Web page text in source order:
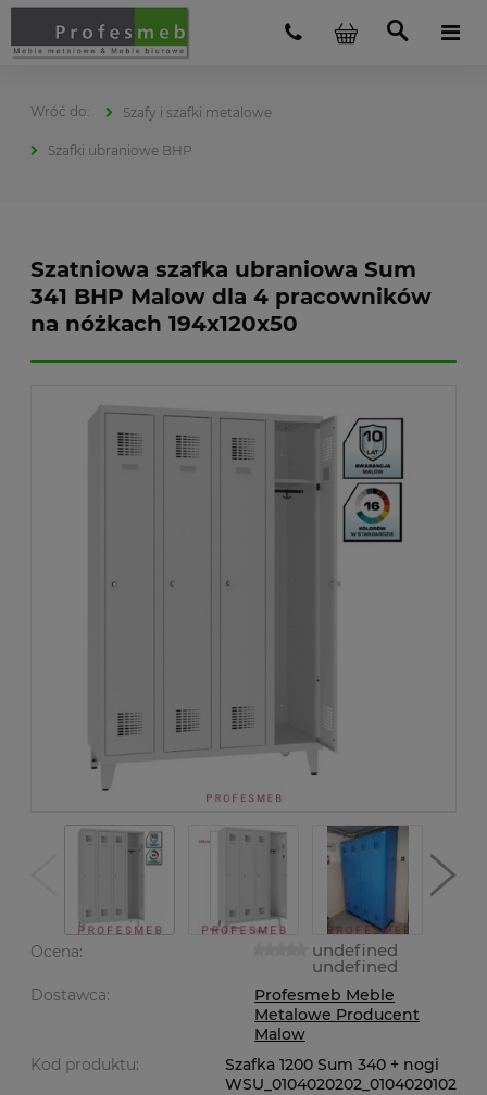
Szafy i szafki metalowe
Szafki ubraniowe BHP
Szatniowa szafka ubraniowa Sum
341 BHP Malow dla 4 pracowników
na nóżkach 194x120x50
Ocena: undefined
undefined
Dostawca:
Profesmeb Meble
Metalowe Producent
Malow
Kod produktu:
Szafka 1200 Sum 340 + nogi
WSU_0104020202_0104020102